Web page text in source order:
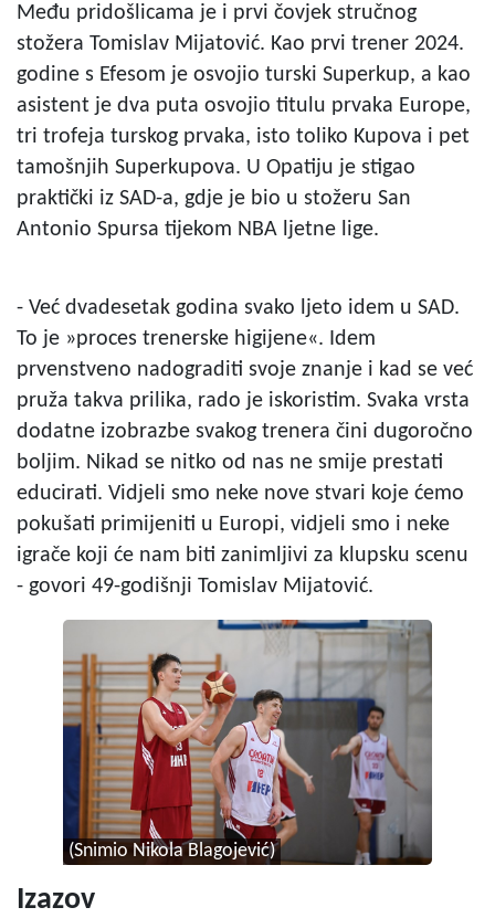
Među pridošlicama je i prvi čovjek stručnog
stožera Tomislav Mijatović. Kao prvi trener 2024.
godine s Efesom je osvojio turski Superkup, a kao
asistent je dva puta osvojio titulu prvaka Europe,
tri trofeja turskog prvaka, isto toliko Kupova i pet
tamošnjih Superkupova. U Opatiju je stigao
praktički iz SAD-a, gdje je bio u stožeru San
Antonio Spursa tijekom NBA ljetne lige.
- Već dvadesetak godina svako ljeto idem u SAD.
To je »proces trenerske higijene«. Idem
prvenstveno nadograditi svoje znanje i kad se već
pruža takva prilika, rado je iskoristim. Svaka vrsta
dodatne izobrazbe svakog trenera čini dugoročno
boljim. Nikad se nitko od nas ne smije prestati
educirati. Vidjeli smo neke nove stvari koje ćemo
pokušati primijeniti u Europi, vidjeli smo i neke
igrače koji će nam biti zanimljivi za klupsku scenu
- govori 49-godišnji Tomislav Mijatović.
(Snimio Nikola Blagojević)
Izazov